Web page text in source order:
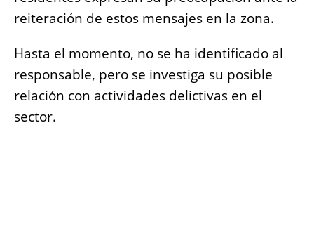
reiteración de estos mensajes en la zona.
Hasta el momento, no se ha identificado al
responsable, pero se investiga su posible
relación con actividades delictivas en el
sector.